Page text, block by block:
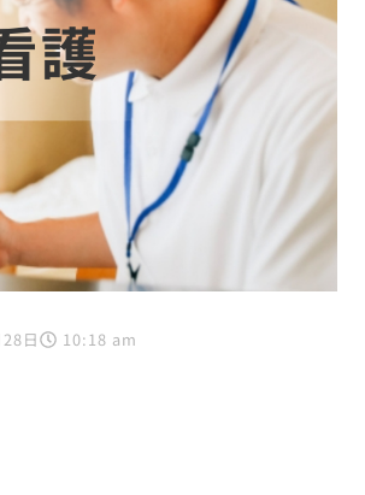
日 10:18 am